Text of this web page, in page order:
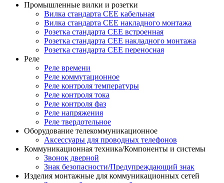
Промышленные вилки и розетки
Вилка стандарта CEE кабельная
Вилка стандарта CEE накладного монтажа
Розетка стандарта CEE встроенная
Розетка стандарта СЕЕ накладного монтажа
Розетка стандарта СЕЕ переносная
Реле
Реле времени
Реле коммутационное
Реле контроля температуры
Реле контроля тока
Реле контроля фаз
Реле напряжения
Реле твердотельное
Оборудование телекоммуникационное
Аксессуары для проводных телефонов
Коммуникационная техника/Компоненты и системы
Звонок дверной
Знак безопасности/Предупреждающий знак
Изделия монтажные для коммуникационных сетей